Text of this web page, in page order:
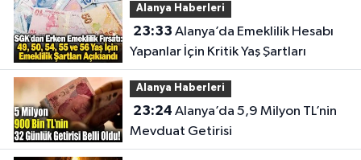
Alanya Haberleri
23:33
Yapanlar İçin Kritik Yaş Şartları
Alanya Haberleri
23:24
Mevduat Getirisi